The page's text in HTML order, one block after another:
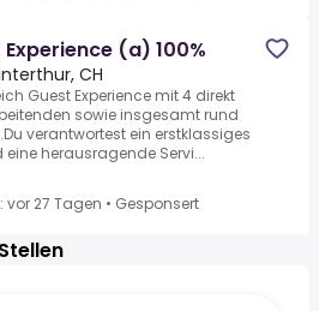
(a) 100%
CH
Guest Experience mit 4 direkt
sowie insgesamt rund
verantwortest ein erstklassiges
herausragende Servi...
vor 27 Tagen • Gesponsert